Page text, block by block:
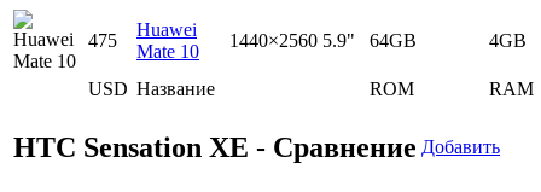
USD Название ROM RAM
475
Huawei
Mate 10
1440×2560 5.9" 64GB 4GB
HTC Sensation XE - Сравнение Добавить